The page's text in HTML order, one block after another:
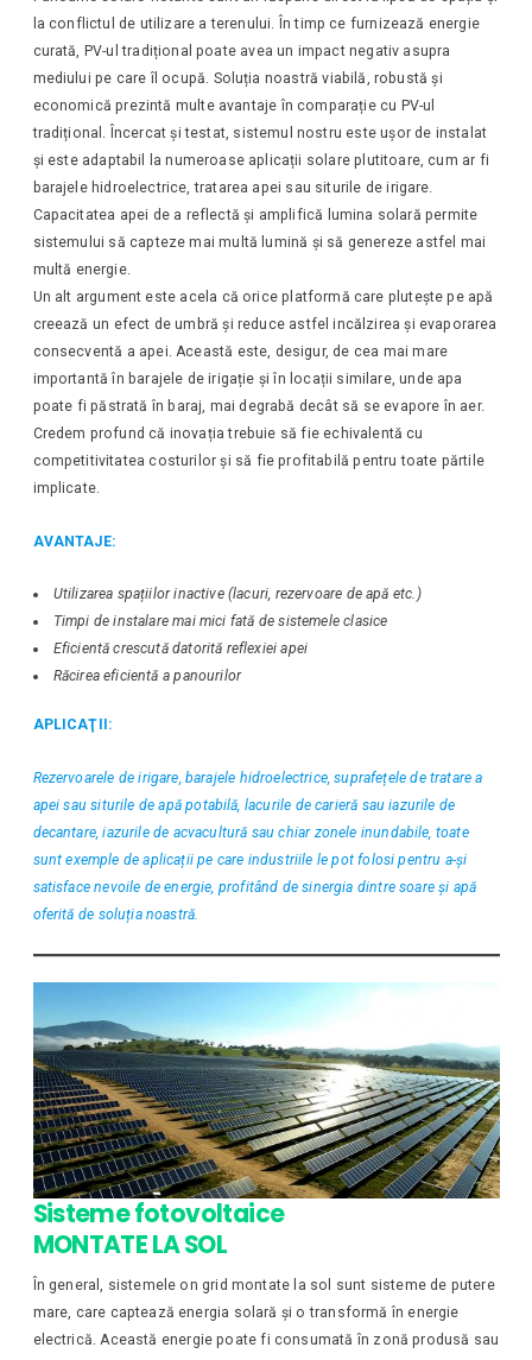
la conflictul de utilizare a terenului. În timp ce furnizează energie
curată, PV-ul tradițional poate avea un impact negativ asupra
mediului pe care îl ocupă. Soluția noastră viabilă, robustă și
economică prezintă multe avantaje în comparație cu PV-ul
tradițional. Încercat și testat, sistemul nostru este ușor de instalat
și este adaptabil la numeroase aplicații solare plutitoare, cum ar fi
barajele hidroelectrice, tratarea apei sau siturile de irigare.
Capacitatea apei de a reflectă și amplifică lumina solară permite
sistemului să capteze mai multă lumină și să genereze astfel mai
multă energie.
Un alt argument este acela că orice platformă care plutește pe apă
creează un efect de umbră și reduce astfel incălzirea și evaporarea
consecventă a apei. Această este, desigur, de cea mai mare
importantă în barajele de irigație și în locații similare, unde apa
poate fi păstrată în baraj, mai degrabă decât să se evapore în aer.
Credem profund că inovația trebuie să fie echivalentă cu
competitivitatea costurilor și să fie profitabilă pentru toate părtile
implicate.
AVANTAJE:
Utilizarea spațiilor inactive (lacuri, rezervoare de apă etc.)
Timpi de instalare mai mici fată de sistemele clasice
Eficientă crescută datorită reflexiei apei
Răcirea eficientă a panourilor
APLICAŢII:
Rezervoarele de irigare, barajele hidroelectrice, suprafețele de tratare a
apei sau siturile de apă potabilă, lacurile de carieră sau iazurile de
decantare, iazurile de acvacultură sau chiar zonele inundabile, toate
sunt exemple de aplicații pe care industriile le pot folosi pentru a-și
satisface nevoile de energie, profitând de sinergia dintre soare și apă
oferită de soluția noastră.
Sisteme fotovoltaice
MONTATE LA SOL
În general, sistemele on grid montate la sol sunt sisteme de putere
mare, care captează energia solară și o transformă în energie
electrică. Această energie poate fi consumată în zonă produsă sau